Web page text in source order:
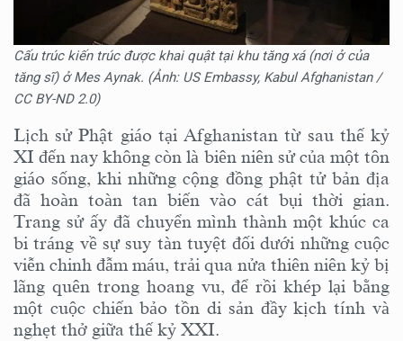
Cấu trúc kiến trúc được khai quật tại khu tăng xá (nơi ở của
tăng sĩ) ở Mes Aynak. (Ảnh: US Embassy, Kabul Afghanistan /
CC BY-ND 2.0)
Lịch sử Phật giáo tại Afghanistan từ sau thế kỷ
XI đến nay không còn là biên niên sử của một tôn
giáo sống, khi những cộng đồng phật tử bản địa
đã hoàn toàn tan biến vào cát bụi thời gian.
Trang sử ấy đã chuyển mình thành một khúc ca
bi tráng về sự suy tàn tuyệt đối dưới những cuộc
viễn chinh đẫm máu, trải qua nửa thiên niên kỷ bị
lãng quên trong hoang vu, để rồi khép lại bằng
một cuộc chiến bảo tồn di sản đầy kịch tính và
nghẹt thở giữa thế kỷ XXI.